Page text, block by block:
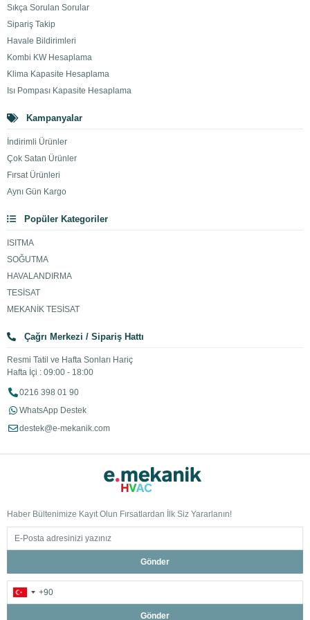
Sıkça Sorulan Sorular
Sipariş Takip
Havale Bildirimleri
Kombi KW Hesaplama
Klima Kapasite Hesaplama
Isı Pompası Kapasite Hesaplama
Kampanyalar
İndirimli Ürünler
Çok Satan Ürünler
Fırsat Ürünleri
Aynı Gün Kargo
Popüler Kategoriler
ISITMA
SOĞUTMA
HAVALANDIRMA
TESİSAT
MEKANİK TESİSAT
Çağrı Merkezi / Sipariş Hattı
Resmi Tatil ve Hafta Sonları Hariç
Hafta İçi : 09:00 - 18:00
0216 398 01 90
WhatsApp Destek
destek@e-mekanik.com
Haber Bültenimize Kayıt Olun Fırsatlardan İlk Siz Yararlanın!
Gönder
Gönder